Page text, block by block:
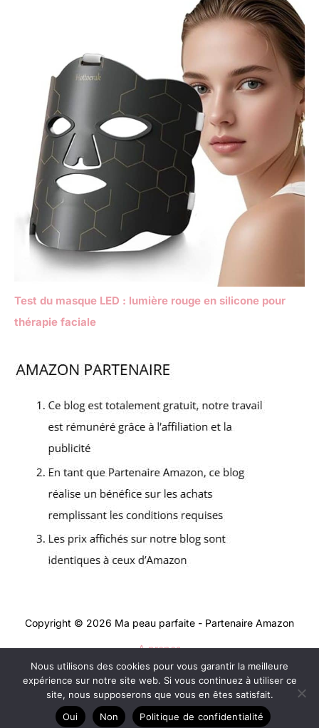
Test du masque LED : lumière rouge en silicone pour
thérapie faciale
Copyright © 2026 Ma peau parfaite - Partenaire Amazon
A propos
Contact
Mentions légales
Politique de confidentialité
Nous utilisons des cookies pour vous garantir la meilleure
expérience sur notre site web. Si vous continuez à utiliser ce
site, nous supposerons que vous en êtes satisfait.
Oui
Non Politique de confidentialité